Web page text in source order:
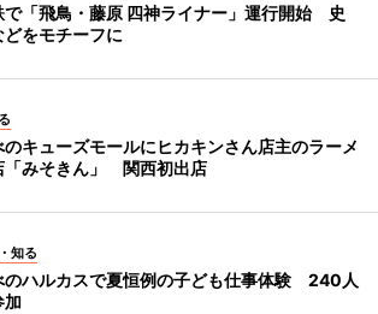
で「飛鳥・藤原 四神ライナー」運行開始 史
どをモチーフに
のキューズモールにヒカキンさん店主のラーメ
「みそきん」 関西初出店
知る
のハルカスで夏恒例の子ども仕事体験 240人
加